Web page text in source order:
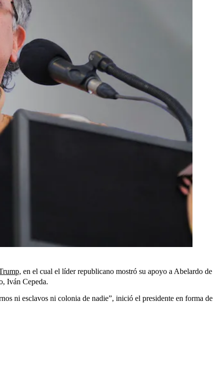
en el cual el líder republicano mostró su apoyo a Abelardo de
Iván Cepeda.
ni esclavos ni colonia de nadie”, inició el presidente en forma de